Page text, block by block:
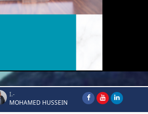
I.-
MOHAMED HUSSEIN